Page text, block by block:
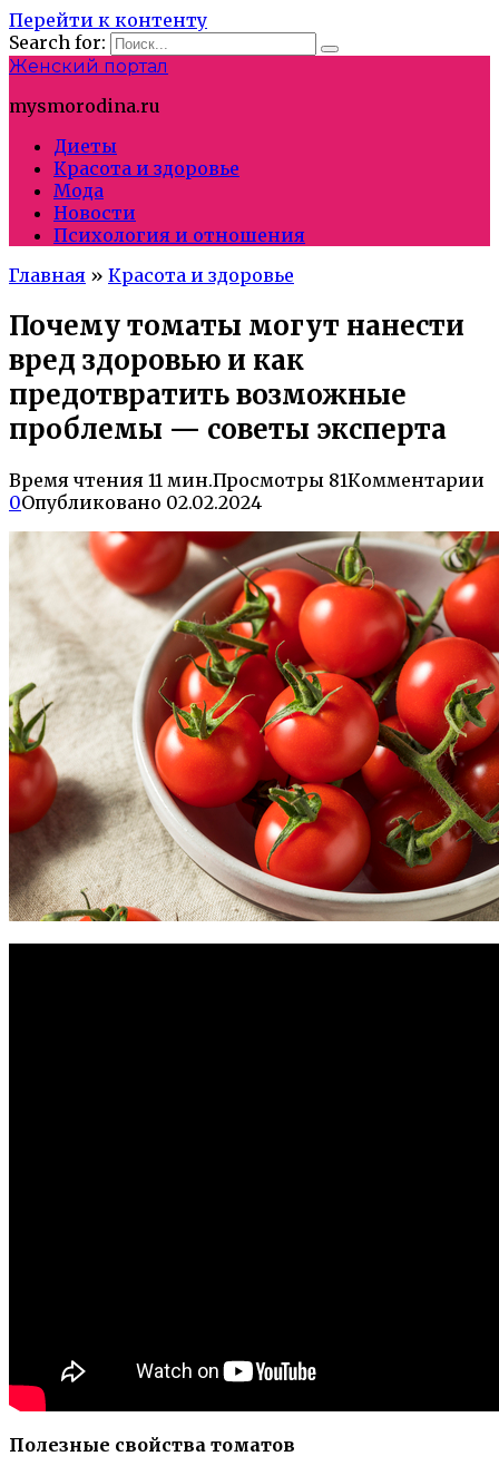
Перейти к контенту
Search for:
Женский портал
mysmorodina.ru
Диеты
Красота и здоровье
Мода
Новости
Психология и отношения
Главная » Красота и здоровье
Почему томаты могут нанести
вред здоровью и как
предотвратить возможные
проблемы — советы эксперта
Время чтения 11 мин.Просмотры 81Комментарии
0Опубликовано 02.02.2024
Полезные свойства томатов